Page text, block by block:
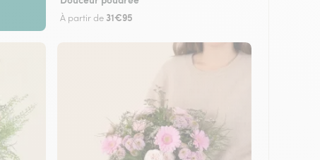
À partir de 31€95